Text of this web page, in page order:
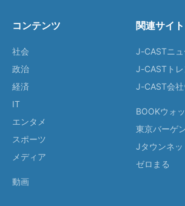
コンテンツ
社会
政治
経済
IT
エンタメ
スポーツ
メディア
動画
関連サイト
J-CASTニュ
J-CASTトレ
J-CAST会
BOOKウォ
東京バーゲ
Jタウンネッ
ゼロまる